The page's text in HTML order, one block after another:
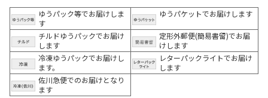
ゆうパック等でお届けしま
す
ゆうパケットでお届けします
チルドゆうパックでお届け
します
定形外郵便(簡易書留)でお届
けします
冷凍ゆうパックでお届けし
ます。
レターパックライトでお届け
します
佐川急便でのお届けとなり
ます